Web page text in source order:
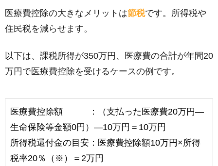
医療費控除の大きなメリットは節税です。所得税や
住民税を減らせます。
以下は、課税所得が350万円、医療費の合計が年間20
万円で医療費控除を受けるケースの例です。
医療費控除額 ：（支払った医療費20万円―
生命保険等金額0円）―10万円＝10万円
所得税還付金の目安：医療費控除額10万円×所得
税率20％（※）＝2万円